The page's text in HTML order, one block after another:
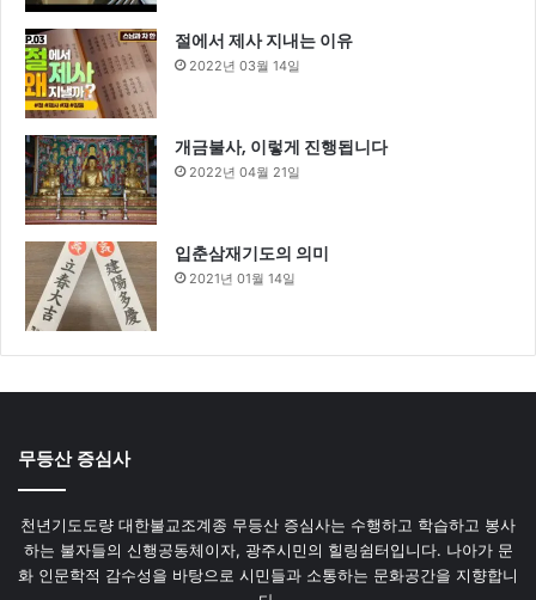
절에서 제사 지내는 이유
2022년 03월 14일
개금불사, 이렇게 진행됩니다
2022년 04월 21일
입춘삼재기도의 의미
2021년 01월 14일
무등산 증심사
천년기도도량 대한불교조계종 무등산 증심사는 수행하고 학습하고 봉사
하는 불자들의 신행공동체이자, 광주시민의 힐링쉼터입니다. 나아가 문
화 인문학적 감수성을 바탕으로 시민들과 소통하는 문화공간을 지향합니